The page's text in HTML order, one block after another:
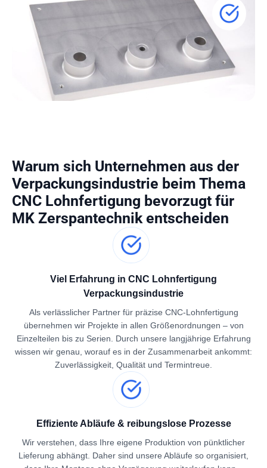
Warum sich Unternehmen aus der
Verpackungsindustrie beim Thema
CNC Lohnfertigung bevorzugt für
MK Zerspantechnikentscheiden
Viel Erfahrung in CNC Lohnfertigung
Verpackungsindustrie
Als verlässlicher Partner für präzise CNC-Lohnfertigung
übernehmen wir Projekte in allen Größenordnungen – von
Einzelteilen bis zu Serien. Durch unsere langjährige Erfahrung
wissen wir genau, worauf es in der Zusammenarbeit ankommt:
Zuverlässigkeit, Qualität und Termintreue.
Effiziente Abläufe & reibungslose Prozesse
Wir verstehen, dass Ihre eigene Produktion von pünktlicher
Lieferung abhängt. Daher sind unsere Abläufe so organisiert,